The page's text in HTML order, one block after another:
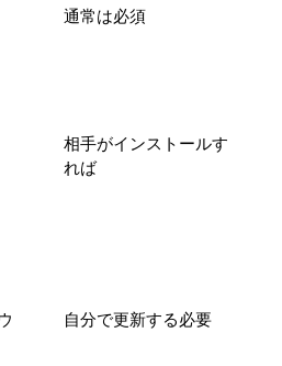
通常は必須
相手がインストールす
れば
自分で更新する必要